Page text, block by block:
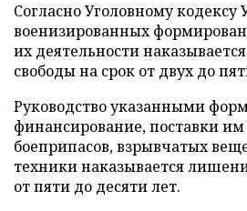
Согласно Уголовному
военизированных
их деятельности
свободы на срок от двух до
Руководство указанными
финансирование, поставки
боеприпасов, взрывчатых
техники наказывается
от пяти до десяти лет.